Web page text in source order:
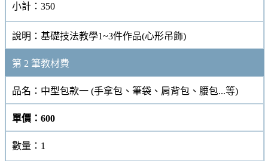
小計： 350
說明： 基礎技法教學1~3件作品(心形吊飾)
第 2 筆教材費
品名： 中型包款一 (手拿包、筆袋、肩背包、腰包...等)
單價： 600
數量： 1